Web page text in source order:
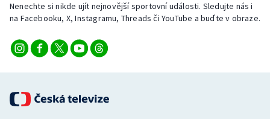
Triatlon
Veslování
Volejbal
Nenechte si nikde ujít nejnovější sportovní události. Sledujte nás i
na Facebooku, X, Instagramu, Threads či YouTube a buďte v obraze.